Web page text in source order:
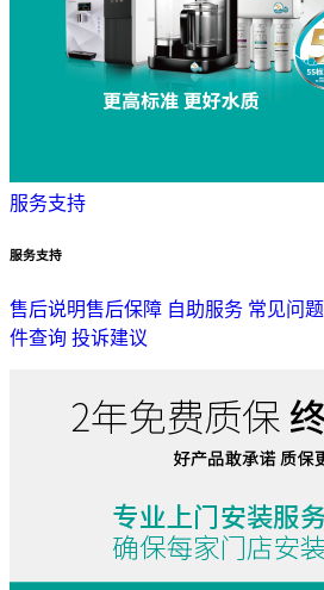
服务支持
服务支持
售后说明售后保障 自助服务 常见问题
件查询 投诉建议